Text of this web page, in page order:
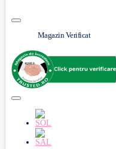
Magazin Verificat